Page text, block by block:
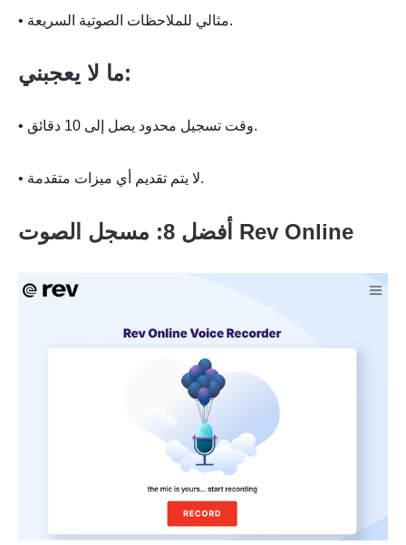
• مثالي للملاحظات الصوتية السريعة.
ما لا يعجبني:
• وقت تسجيل محدود يصل إلى 10 دقائق.
• لا يتم تقديم أي ميزات متقدمة.
أفضل 8: مسجل الصوت Rev Online